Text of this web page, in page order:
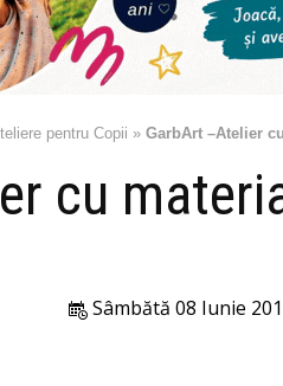
pentru Copii » GarbArt –Atelier
cu
Sâmbătă 08 Iunie